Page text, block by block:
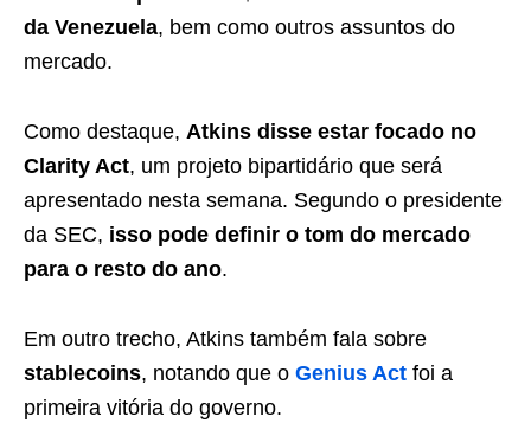
da Venezuela, bem como outros assuntos do
mercado.
Como destaque, Atkins disse estar focado no
Clarity Act, um projeto bipartidário que será
apresentado nesta semana. Segundo o presidente
da SEC, isso pode definir o tom do mercado
para o resto do ano.
Em outro trecho, Atkins também fala sobre
stablecoins, notando que o Genius Act foi a
primeira vitória do governo.